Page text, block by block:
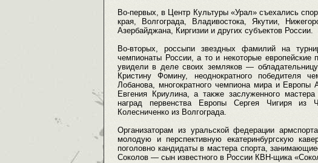
Во-первых, в Центр Культуры «Урал» съехались
края, Волгограда, Владивостока, Якутии,
Азербайджана, Киргизии и других субъектов России.
Во-вторых, россыпи звездных фамилий на
чемпионаты России, а то и некоторые европейские
увидели в деле своих земляков —
Кристину Фомину, неоднократного
Лобанова, многократного чемпиона мира и
Евгения Криулина, а также заслуженного
наград первенства Европы Сергея Чигиря из
Колесниченко из Волгограда.
Организаторам из уральской федерации
молодую и перспективную екатеринбургскую
поголовно кандидаты в мастера спорта,
Соколов — сын известного в России КВН-щика